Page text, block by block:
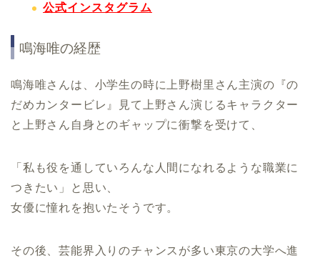
公式インスタグラム
鳴海唯の経歴
鳴海唯さんは、小学生の時に上野樹里さん主演の『の
だめカンタービレ』見て上野さん演じるキャラクター
と上野さん自身とのギャップに衝撃を受けて、
「私も役を通していろんな人間になれるような職業に
つきたい」と思い、
女優に憧れを抱いたそうです。
その後、芸能界入りのチャンスが多い東京の大学へ進